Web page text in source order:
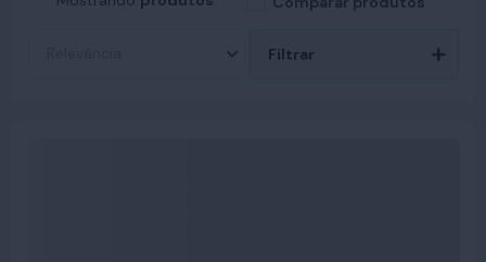
Filtrar